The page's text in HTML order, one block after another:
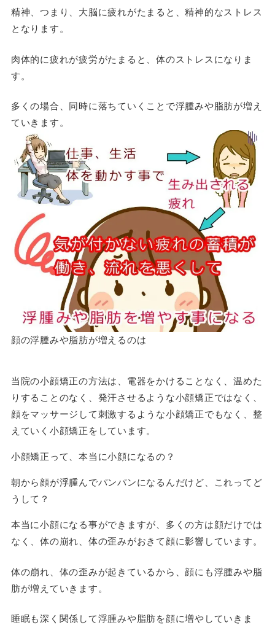
精神、つまり、大脳に疲れがたまると、精神的なストレス
となります。
肉体的に疲れが疲労がたまると、体のストレスになりま
す。
多くの場合、同時に落ちていくことで浮腫みや脂肪が増え
ていきます。
顔の浮腫みや脂肪が増えるのは
当院の小顔矯正の方法は、電器をかけることなく、温めた
りすることのなく、発汗させるような小顔矯正ではなく、
顔をマッサージして刺激するような小顔矯正でもなく、整
えていく小顔矯正をしています。
小顔矯正って、本当に小顔になるの？
朝から顔が浮腫んでパンパンになるんだけど、これってど
うして？
本当に小顔になる事ができますが、多くの方は顔だけでは
なく、体の崩れ、体の歪みがおきて顔に影響しています。
体の崩れ、体の歪みが起きているから、顔にも浮腫みや脂
肪が増えていきます。
睡眠も深く関係して浮腫みや脂肪を顔に増やしていきま